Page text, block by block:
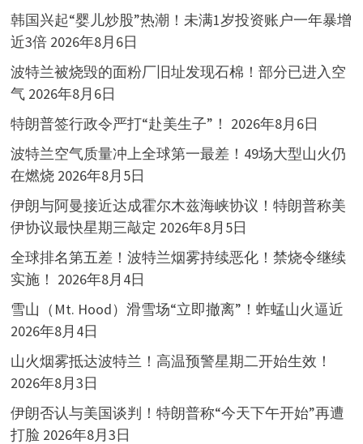
韩国兴起“婴儿炒股”热潮！未满1岁投资账户一年暴增
近3倍 2026年8月6日
波特兰被烧毁的面粉厂旧址发现石棉！部分已进入空
气 2026年8月6日
特朗普签行政令严打“赴美生子”！ 2026年8月6日
波特兰空气质量冲上全球第一最差！49场大型山火仍
在燃烧 2026年8月5日
伊朗与阿曼接近达成霍尔木兹海峡协议！特朗普称美
伊协议最快星期三敲定 2026年8月5日
全球排名第五差！波特兰烟雾持续恶化！禁烧令继续
实施！ 2026年8月4日
雪山（Mt. Hood）滑雪场“立即撤离”！蚱蜢山火逼近
2026年8月4日
山火烟雾抵达波特兰！高温预警星期二开始生效！
2026年8月3日
伊朗否认与美国谈判！特朗普称“今天下午开始”再遭
打脸 2026年8月3日